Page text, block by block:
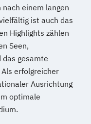
und
nach einem langen
ist auch das
Highlights zählen
Seen,
das gesamte
erfolgreicher
Ausrichtung
optimale